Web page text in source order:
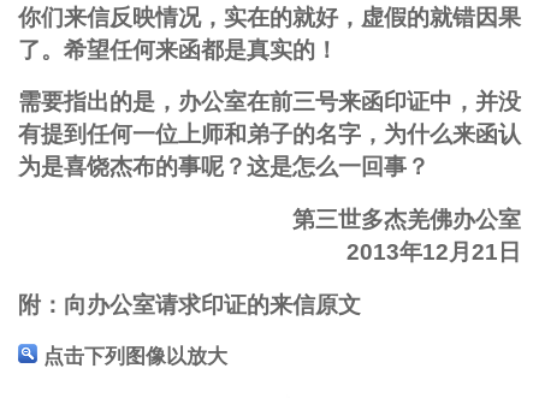
你们来信反映情况，实在的就好，虚假的就错因果
了。希望任何来函都是真实的！
需要指出的是，办公室在前三号来函印证中，并没
有提到任何一位上师和弟子的名字，为什么来函认
为是喜饶杰布的事呢？这是怎么一回事？
第三世多杰羌佛办公室
2013年12月21日
附：向办公室请求印证的来信原文
点击下列图像以放大